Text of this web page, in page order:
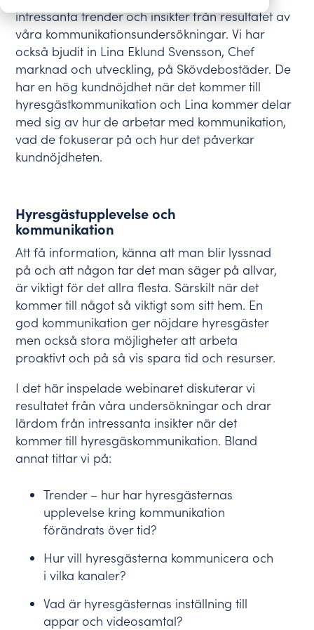
beslut
Samla all
kundfeedback i vår
AI-baserade
plattform. Integrerar
mot ledande ERP-
och CRM-system.
Benchmarking –
använd best
branschen, vår data
hjälper er att sätta
mål och skapa
drivkraft.
perspektiv
Utöver konkreta
förbättringar för
hyresgästerna
genererar vår metod
data och underlag för
hållbarhetsrapportering
till exempelvis GRESB.
sammanställningar.
Press
Här hittar du våra
senaste nyheter,
pressmaterial och
kontaktuppgifter.
intressanta trender och insikter från resultatet av
våra kommunikationsundersökningar. Vi har
också bjudit in Lina Eklund Svensson, Chef
marknad och utveckling, på Skövdebostäder. De
har en hög kundnöjdhet när det kommer till
hyresgästkommunikation och Lina kommer delar
med sig av hur de arbetar med kommunikation,
vad de fokuserar på och hur det påverkar
kundnöjdheten.
Hyresgästupplevelse och
kommunikation
Att få information, känna att man blir lyssnad
på och att någon tar det man säger på allvar,
är viktigt för det allra flesta. Särskilt när det
kommer till något så viktigt som sitt hem. En
god kommunikation ger nöjdare hyresgäster
men också stora möjligheter att arbeta
proaktivt och på så vis spara tid och resurser.
I det här inspelade webinaret diskuterar vi
resultatet från våra undersökningar och drar
lärdom från intressanta insikter när det
kommer till hyresgäskommunikation. Bland
annat tittar vi på:
Trender – hur har hyresgästernas
upplevelse kring kommunikation
förändrats över tid?
Hur vill hyresgästerna kommunicera och
i vilka kanaler?
Vad är hyresgästernas inställning till
appar och videosamtal?